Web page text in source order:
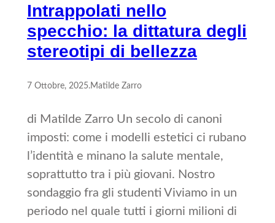
Intrappolati nello
specchio: la dittatura degli
stereotipi di bellezza
7 Ottobre, 2025.Matilde Zarro
di Matilde Zarro Un secolo di canoni
imposti: come i modelli estetici ci rubano
l’identità e minano la salute mentale,
soprattutto tra i più giovani. Nostro
sondaggio fra gli studenti Viviamo in un
periodo nel quale tutti i giorni milioni di